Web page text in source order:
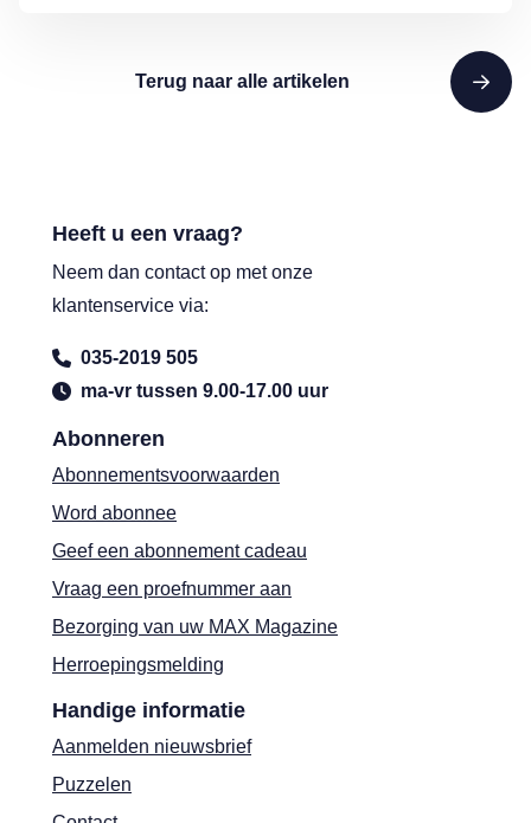
Terug naar alle artikelen
Abonneren
Abonnementsvoorwaarden
Word abonnee
Geef een abonnement cadeau
Vraag een proefnummer aan
Bezorging van uw MAX Magazine
Herroepingsmelding
Handige informatie
Aanmelden nieuwsbrief
Puzzelen
Heeft u een vraag?
Neem dan contact op met onze
klantenservice via:
035-2019 505
ma-vr tussen 9.00-17.00 uur